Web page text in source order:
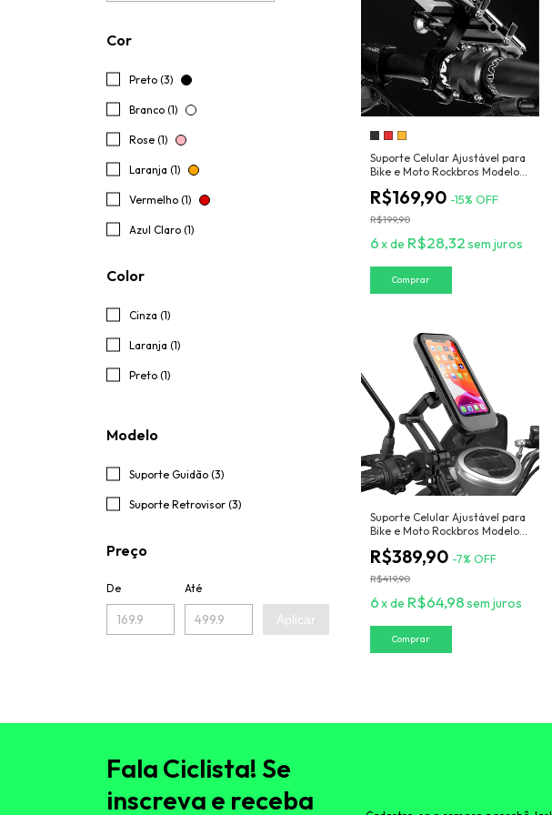
Cor
Preto (3)
Branco (1)
Rose (1)
Laranja (1)
Vermelho (1)
Azul Claro (1)
Color
Cinza (1)
Laranja (1)
Preto (1)
Modelo
Suporte Guidão (3)
Suporte Retrovisor (3)
Preço
De Até
Aplicar
Suporte Celular Ajustável para
Bike e Moto Rockbros Modelo
WidePhone
R$169,90 -15% OFF
R$199,90
6xde R$28,32sem juros
Comprar
Suporte Celular Ajustável para
Bike e Moto Rockbros Modelo
R$389,90 -7% OFF
R$419,90
6xde R$64,98sem juros
Fala Ciclista! Se
inscreva e receba